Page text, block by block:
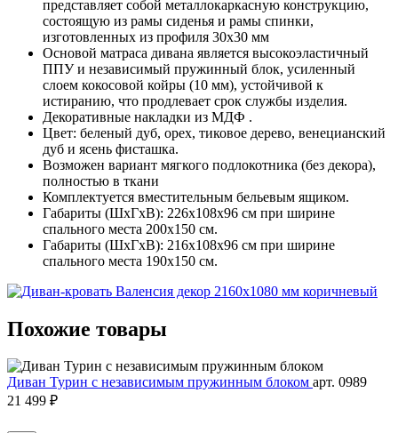
представляет собой металлокаркасную конструкцию,
состоящую из рамы сиденья и рамы спинки,
изготовленных из профиля 30х30 мм
Основой матраса дивана является высокоэластичный
ППУ и независимый пружинный блок, усиленный
слоем кокосовой койры (10 мм), устойчивой к
истиранию, что продлевает срок службы изделия.
Декоративные накладки из МДФ .
Цвет: беленый дуб, орех, тиковое дерево, венецианский
дуб и ясень фисташка.
Возможен вариант мягкого подлокотника (без декора),
полностью в ткани
Комплектуется вместительным бельевым ящиком.
Габариты (ШхГхВ): 226х108х96 см при ширине
спального места 200х150 см.
Габариты (ШхГхВ): 216х108х96 см при ширине
спального места 190х150 см.
Похожие товары
Диван Турин с независимым пружинным блоком арт. 0989
21 499 ₽